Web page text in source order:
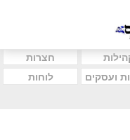
חצרות
ועסקים
לוחות